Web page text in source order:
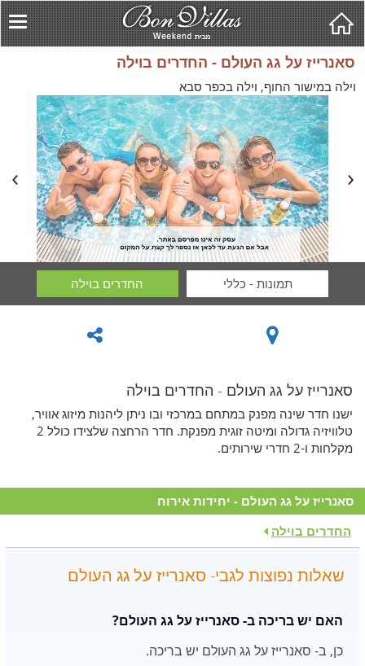
סאנרייז על גג העולם - החדרים בוילה
וילה במישור החוף, וילה בכפר סבא
תמונות - כללי החדרים בוילה
סאנרייז על גג העולם - החדרים בוילה
ישנו חדר שינה מפנק במתחם במרכזי ובו ניתן ליהנות מיזוג אוויר,
טלוויזיה גדולה ומיטה זוגית מפנקת. חדר הרחצה שלצידו כולל 2
מקלחות ו-2 חדרי שירותים.
סאנרייז על גג העולם - יחידות אירוח
החדרים בוילה
שאלות נפוצות לגבי- סאנרייז על גג העולם
האם יש בריכה ב- סאנרייז על גג העולם?
כן, ב- סאנרייז על גג העולם יש בריכה.